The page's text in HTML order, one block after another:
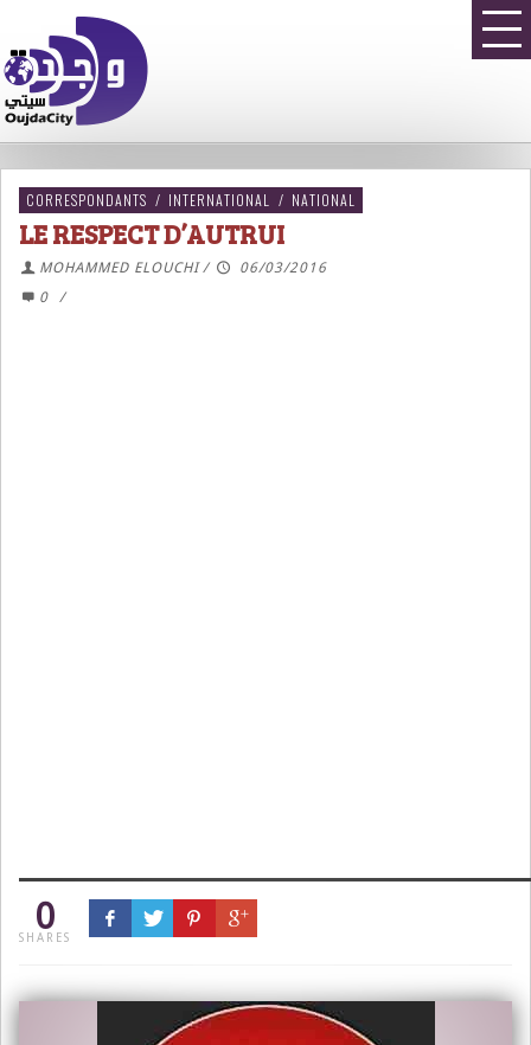
CORRESPONDANTS / INTERNATIONAL / NATIONAL
LE RESPECT D’AUTRUI
MOHAMMED ELOUCHI /
06/03/2016
0
/
0
SHARES